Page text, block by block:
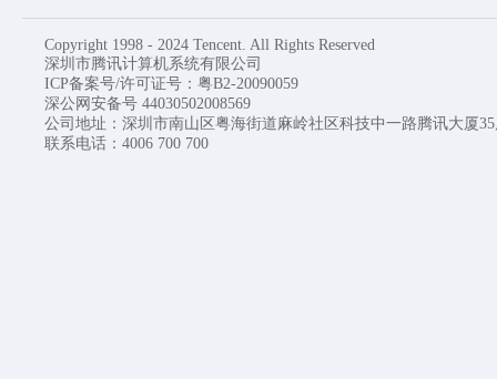
Copyright 1998 - 2024 Tencent. All Rights Reserved
深圳市腾讯计算机系统有限公司
ICP备案号/许可证号：粤B2-20090059
深公网安备号 44030502008569
公司地址：深圳市南山区粤海街道麻岭社区科技中一路腾讯大厦
联系电话：4006 700 700